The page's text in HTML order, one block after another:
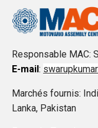
Responsable MAC:
E-mail :
Marchés fournis:
Lanka, Pakistan